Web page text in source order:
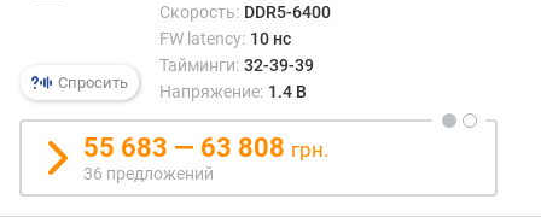
м
п
е
Спросить
Скорость: DDR5-6400
FW latency: 10 нс
Тайминги: 32-39-39
Напряжение: 1.4 В
55 683 — 63 808 грн.
36 предложений